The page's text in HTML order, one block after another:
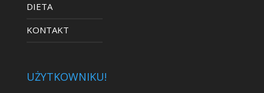
DIETA
KONTAKT
UŻYTKOWNIKU!